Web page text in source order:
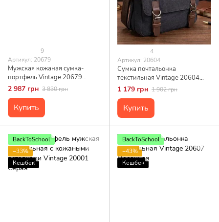
9
Артикул: 20679
Мужская кожаная сумка-
портфель Vintage 20679
Коричневый
2 987 грн 3 830 грн
Купить
4
Артикул: 20604
Сумка почтальонка
текстильная Vintage 20604
Черная
1 179 грн 1 902 грн
Купить
BackToSchool
−33%
Кешбек
BackToSchool
−43%
Кешбек